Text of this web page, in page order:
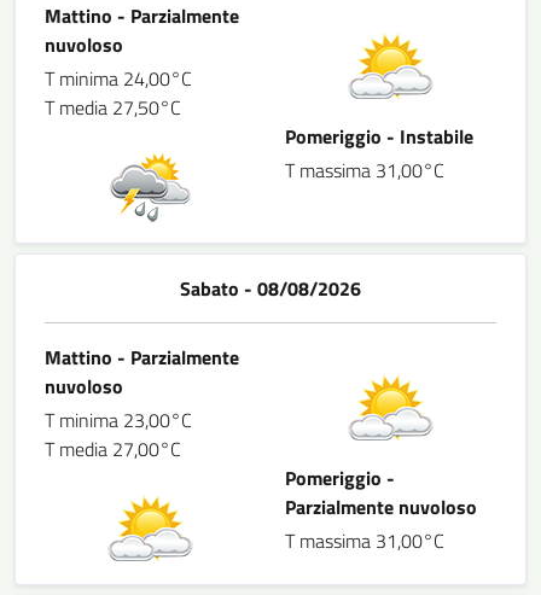
Mattino - Parzialmente
nuvoloso
T minima 24,00°C
T media 27,50°C
Pomeriggio - Instabile
T massima 31,00°C
Sabato - 08/08/2026
Mattino - Parzialmente
nuvoloso
T minima 23,00°C
T media 27,00°C
Pomeriggio -
Parzialmente nuvoloso
T massima 31,00°C